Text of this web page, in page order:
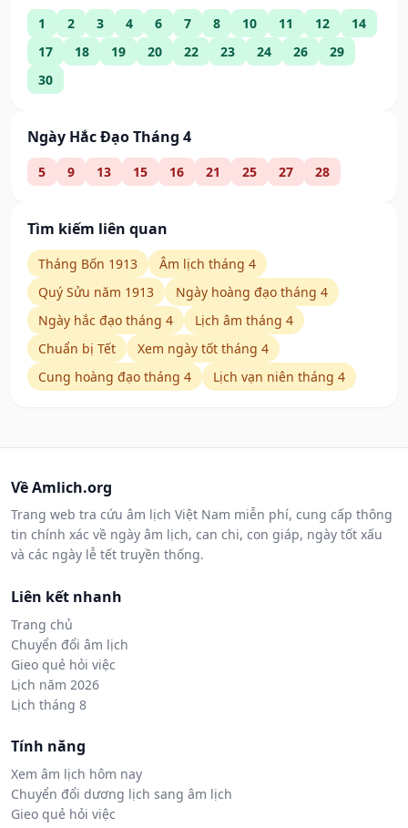
1 2 3 4 6 7 8 10 11 12
14
17
18 19 20 22 23 24 26
29
30
Ngày Hắc Đạo Tháng 4
5 9 13 15 16 21 25 27 28
Tìm kiếm liên quan
Tháng Bốn 1913
Âm lịch tháng 4
Quý Sửu năm 1913
Ngày hoàng đạo tháng 4
Ngày hắc đạo tháng 4
Lịch âm tháng 4
Chuẩn bị Tết
Xem ngày tốt tháng 4
Cung hoàng đạo tháng 4
Lịch vạn niên tháng 4
Về Amlich.org
Trang web tra cứu âm lịch Việt Nam miễn phí, cung cấp thông
tin chính xác về ngày âm lịch, can chi, con giáp, ngày tốt xấu
và các ngày lễ tết truyền thống.
Liên kết nhanh
Trang chủ
Chuyển đổi âm lịch
Gieo quẻ hỏi việc
Lịch năm 2026
Lịch tháng 8
Tính năng
Xem âm lịch hôm nay
Chuyển đổi dương lịch sang âm lịch
Gieo quẻ hỏi việc